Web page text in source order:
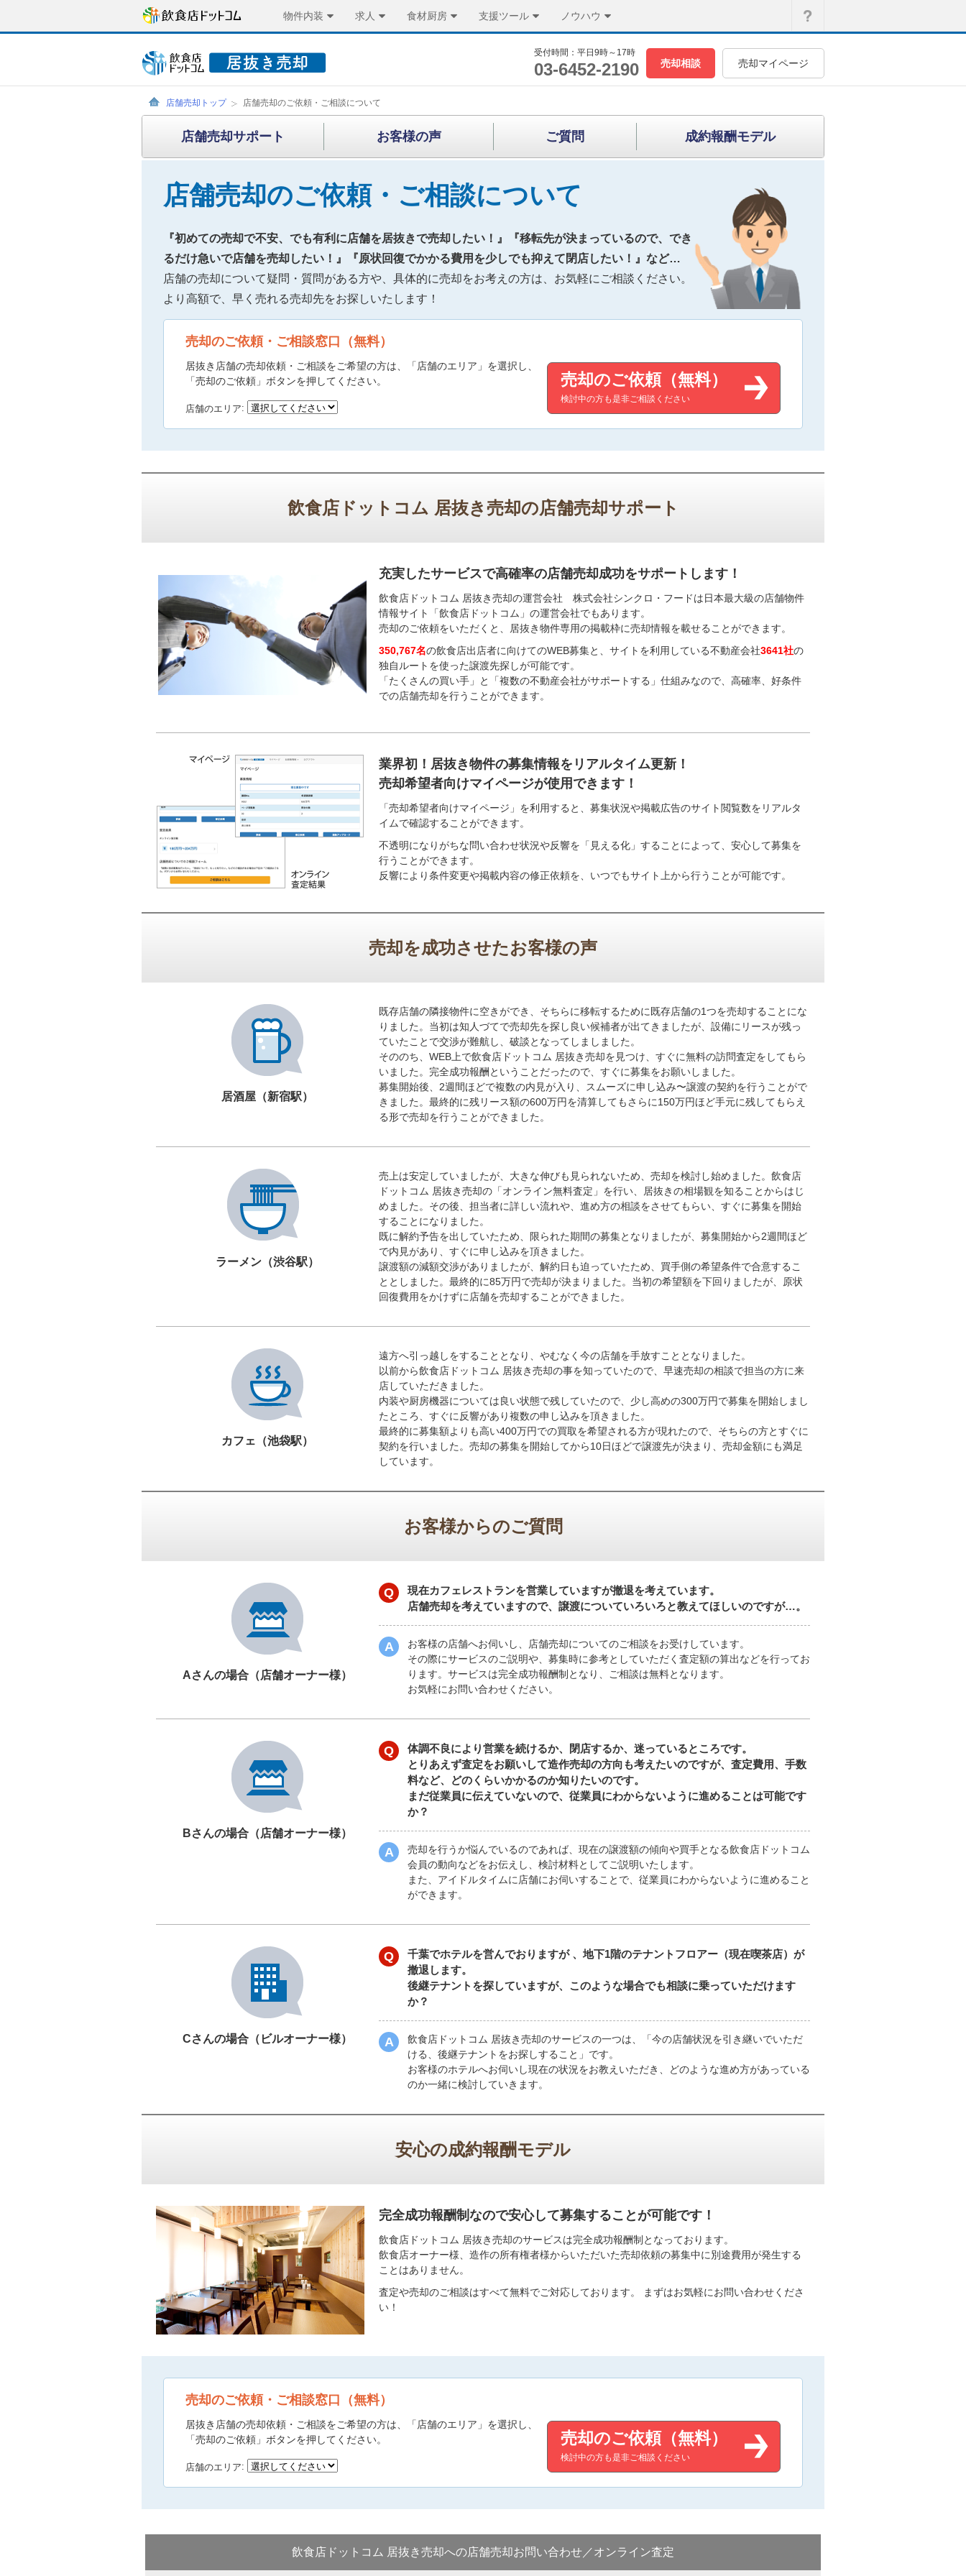
物件内装 求人 食材厨房 支援ツール ノウハウ
受付時間：平日9時～17時
03-6452-2190 売却相談 売却マイページ
店舗売却トップ 店舗売却のご依頼・ご相談について
店舗売却サポート お客様の声 ご質問 成約報酬モデル
店舗売却のご依頼・ご相談について
『初めての売却で不安、でも有利に店舗を居抜きで売却したい！』『移転先が決まっているので、でき
るだけ急いで店舗を売却したい！』『原状回復でかかる費用を少しでも抑えて閉店したい！』など…
店舗の売却について疑問・質問がある方や、具体的に売却をお考えの方は、お気軽にご相談ください。
より高額で、早く売れる売却先をお探しいたします！
売却のご依頼・ご相談窓口（無料）
居抜き店舗の売却依頼・ご相談をご希望の方は、「店舗のエリア」を選択し、
「売却のご依頼」ボタンを押してください。
店舗のエリア
売却のご依頼（無料）
検討中の方も是非ご相談ください
飲食店ドットコム 居抜き売却の店舗売却サポート
充実したサービスで高確率の店舗売却成功をサポートします！
飲食店ドットコム 居抜き売却の運営会社 株式会社シンクロ・フードは日本最大級の店舗物件
情報サイト「飲食店ドットコム」の運営会社でもあります。
売却のご依頼をいただくと、居抜き物件専用の掲載枠に売却情報を載せることができます。
350,767名の飲食店出店者に向けてのWEB募集と、サイトを利用している不動産会社3641社の
独自ルートを使った譲渡先探しが可能です。
「たくさんの買い手」と「複数の不動産会社がサポートする」仕組みなので、高確率、好条件
での店舗売却を行うことができます。
業界初！居抜き物件の募集情報をリアルタイム更新！
売却希望者向けマイページが使用できます！
「売却希望者向けマイページ」を利用すると、募集状況や掲載広告のサイト閲覧数をリアルタ
イムで確認することができます。
不透明になりがちな問い合わせ状況や反響を「見える化」することによって、安心して募集を
行うことができます。
反響により条件変更や掲載内容の修正依頼を、いつでもサイト上から行うことが可能です。
売却を成功させたお客様の声
居酒屋（新宿駅）
既存店舗の隣接物件に空きができ、そちらに移転するために既存店舗の1つを売却することにな
りました。当初は知人づてで売却先を探し良い候補者が出てきましたが、設備にリースが残っ
ていたことで交渉が難航し、破談となってしましました。
そののち、WEB上で飲食店ドットコム 居抜き売却を見つけ、すぐに無料の訪問査定をしてもら
いました。完全成功報酬ということだったので、すぐに募集をお願いしました。
募集開始後、2週間ほどで複数の内見が入り、スムーズに申し込み〜譲渡の契約を行うことがで
きました。最終的に残リース額の600万円を清算してもさらに150万円ほど手元に残してもらえ
る形で売却を行うことができました。
ラーメン（渋谷駅）
売上は安定していましたが、大きな伸びも見られないため、売却を検討し始めました。飲食店
ドットコム 居抜き売却の「オンライン無料査定」を行い、居抜きの相場観を知ることからはじ
めました。その後、担当者に詳しい流れや、進め方の相談をさせてもらい、すぐに募集を開始
することになりました。
既に解約予告を出していたため、限られた期間の募集となりましたが、募集開始から2週間ほど
で内見があり、すぐに申し込みを頂きました。
譲渡額の減額交渉がありましたが、解約日も迫っていたため、買手側の希望条件で合意するこ
ととしました。最終的に85万円で売却が決まりました。当初の希望額を下回りましたが、原状
回復費用をかけずに店舗を売却することができました。
カフェ（池袋駅）
遠方へ引っ越しをすることとなり、やむなく今の店舗を手放すこととなりました。
以前から飲食店ドットコム 居抜き売却の事を知っていたので、早速売却の相談で担当の方に来
店していただきました。
内装や厨房機器については良い状態で残していたので、少し高めの300万円で募集を開始しまし
たところ、すぐに反響があり複数の申し込みを頂きました。
最終的に募集額よりも高い400万円での買取を希望される方が現れたので、そちらの方とすぐに
契約を行いました。売却の募集を開始してから10日ほどで譲渡先が決まり、売却金額にも満足
しています。
お客様からのご質問
Aさんの場合（店舗オーナー様）
現在カフェレストランを営業していますが撤退を考えています。
店舗売却を考えていますので、譲渡についていろいろと教えてほしいのですが…。
お客様の店舗へお伺いし、店舗売却についてのご相談をお受けしています。
その際にサービスのご説明や、募集時に参考としていただく査定額の算出などを行ってお
ります。サービスは完全成功報酬制となり、ご相談は無料となります。
お気軽にお問い合わせください。
Bさんの場合（店舗オーナー様）
体調不良により営業を続けるか、閉店するか、迷っているところです。
とりあえず査定をお願いして造作売却の方向も考えたいのですが、査定費用、手数
料など、どのくらいかかるのか知りたいのです。
まだ従業員に伝えていないので、従業員にわからないように進めることは可能です
か？
売却を行うか悩んでいるのであれば、現在の譲渡額の傾向や買手となる飲食店ドットコム
会員の動向などをお伝えし、検討材料としてご説明いたします。
また、アイドルタイムに店舗にお伺いすることで、従業員にわからないように進めること
ができます。
Cさんの場合（ビルオーナー様）
千葉でホテルを営んでおりますが 、地下1階のテナントフロアー（現在喫茶店）が
撤退します。
後継テナントを探していますが、このような場合でも相談に乗っていただけます
か？
飲食店ドットコム 居抜き売却のサービスの一つは、「今の店舗状況を引き継いでいただ
ける、後継テナントをお探しすること」です。
お客様のホテルへお伺いし現在の状況をお教えいただき、どのような進め方があっている
のか一緒に検討していきます。
安心の成約報酬モデル
完全成功報酬制なので安心して募集することが可能です！
飲食店ドットコム 居抜き売却のサービスは完全成功報酬制となっております。
飲食店オーナー様、造作の所有権者様からいただいた売却依頼の募集中に別途費用が発生する
ことはありません。
査定や売却のご相談はすべて無料でご対応しております。 まずはお気軽にお問い合わせくださ
い！
売却のご依頼・ご相談窓口（無料）
居抜き店舗の売却依頼・ご相談をご希望の方は、「店舗のエリア」を選択し、
「売却のご依頼」ボタンを押してください。
店舗のエリア
売却のご依頼（無料）
検討中の方も是非ご相談ください
飲食店ドットコム 居抜き売却への店舗売却お問い合わせ／オンライン査定